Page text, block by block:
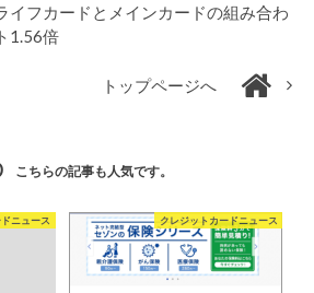
イフカードとメインカードの組み合わ
1.56倍
トップページへ
こちらの記事も人気です。
ニュース クレジットカードニュース